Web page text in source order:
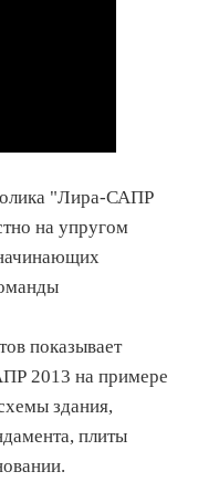
"Лира-САПР
на упругом
показывает
2013 на примере
здания,
плиты